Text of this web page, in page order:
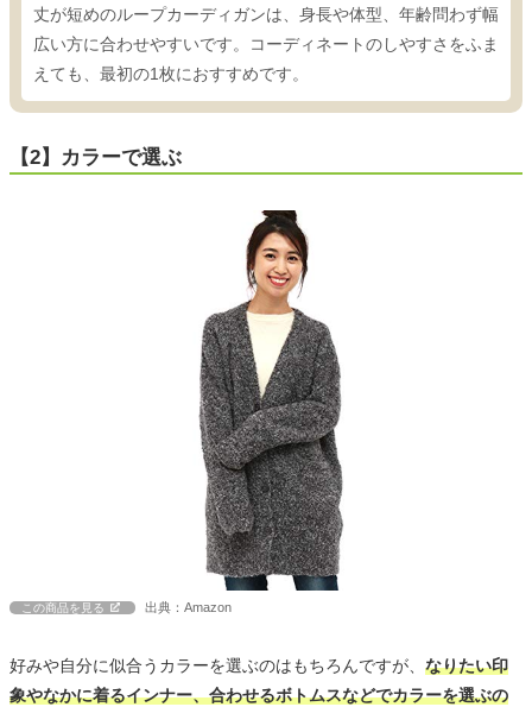
丈が短めのループカーディガンは、身長や体型、年齢問わず幅
広い方に合わせやすいです。コーディネートのしやすさをふま
えても、最初の1枚におすすめです。
【2】カラーで選ぶ
この商品を見る 出典：Amazon
好みや自分に似合うカラーを選ぶのはもちろんですが、 なりたい印
象やなかに着るインナー、合わせるボトムスなどでカラーを選ぶの